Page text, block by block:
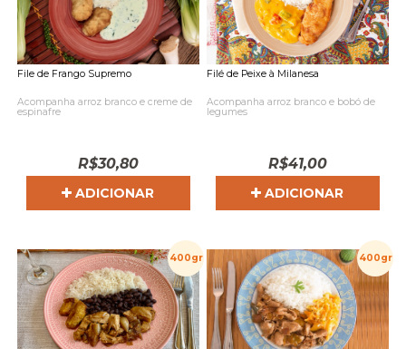
File de Frango Supremo
Acompanha arroz branco e creme de
espinafre
R$30,80
ADICIONAR
Filé de Peixe à Milanesa
Acompanha arroz branco e bobó de
legumes
R$41,00
ADICIONAR
400gr 400gr